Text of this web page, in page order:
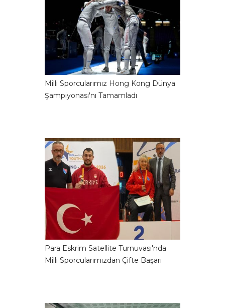
Milli Sporcularımız Hong Kong Dünya
Şampiyonası'nı Tamamladı
Para Eskrim Satellite Turnuvası'nda
Milli Sporcularımızdan Çifte Başarı